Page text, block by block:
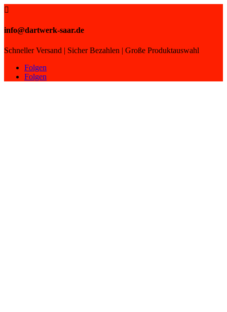

info@dartwerk-saar.de
Schneller Versand | Sicher Bezahlen | Große Produktauswahl
Folgen
Folgen